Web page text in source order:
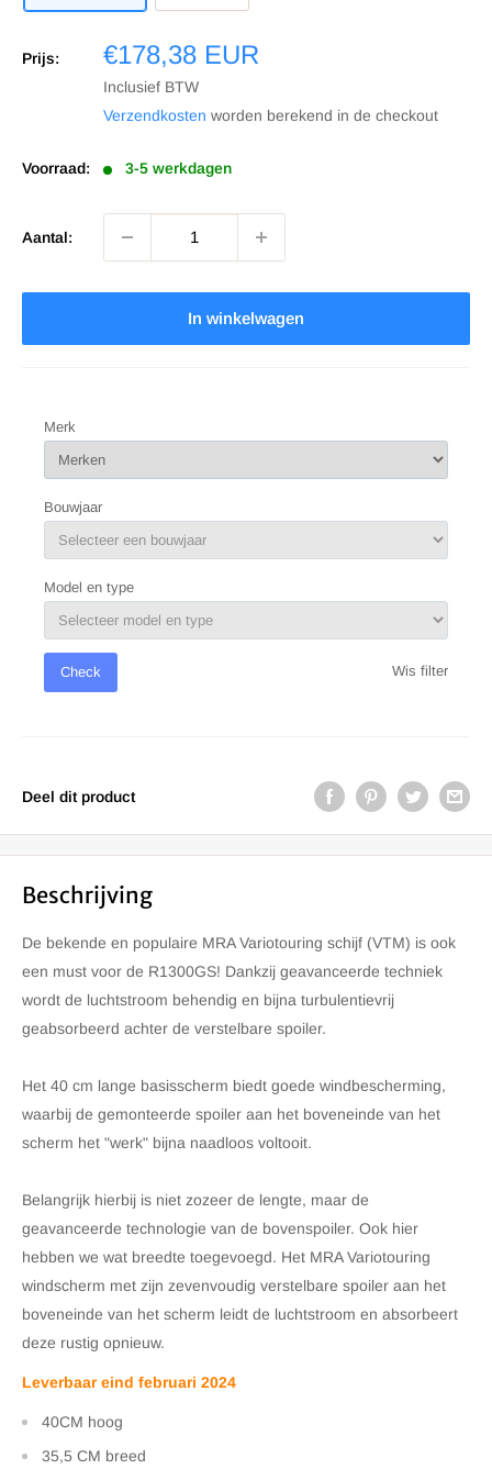
Prijs:
Sale
prijs
€178,38 EUR
Inclusief BTW
Verzendkosten worden berekend in de checkout
Voorraad: 3-5 werkdagen
Aantal:
In winkelwagen
Merk
Bouwjaar
Model en type
Check Wis filter
Deel dit product
Beschrijving
De bekende en populaire MRA Variotouring schijf (VTM) is ook
een must voor de R1300GS! Dankzij geavanceerde techniek
wordt de luchtstroom behendig en bijna turbulentievrij
geabsorbeerd achter de verstelbare spoiler.
Het 40 cm lange basisscherm biedt goede windbescherming,
waarbij de gemonteerde spoiler aan het boveneinde van het
scherm het "werk" bijna naadloos voltooit.
Belangrijk hierbij is niet zozeer de lengte, maar de
geavanceerde technologie van de bovenspoiler. Ook hier
hebben we wat breedte toegevoegd. Het MRA Variotouring
windscherm met zijn zevenvoudig verstelbare spoiler aan het
boveneinde van het scherm leidt de luchtstroom en absorbeert
deze rustig opnieuw.
Leverbaar eind februari 2024
40CM hoog
35,5 CM breed